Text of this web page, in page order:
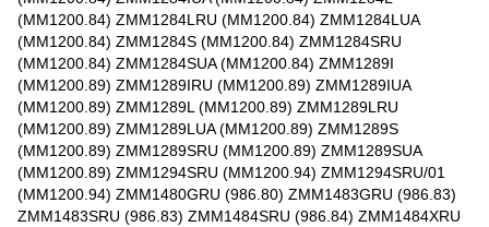
(MM1200.84) ZMM1284LRU (MM1200.84) ZMM1284LUA
(MM1200.84) ZMM1284S (MM1200.84) ZMM1284SRU
(MM1200.84) ZMM1284SUA (MM1200.84) ZMM1289I
(MM1200.89) ZMM1289IRU (MM1200.89) ZMM1289IUA
(MM1200.89) ZMM1289L (MM1200.89) ZMM1289LRU
(MM1200.89) ZMM1289LUA (MM1200.89) ZMM1289S
(MM1200.89) ZMM1289SRU (MM1200.89) ZMM1289SUA
(MM1200.89) ZMM1294SRU (MM1200.94) ZMM1294SRU/01
(MM1200.94) ZMM1480GRU (986.80) ZMM1483GRU (986.83)
ZMM1483SRU (986.83) ZMM1484SRU (986.84) ZMM1484XRU